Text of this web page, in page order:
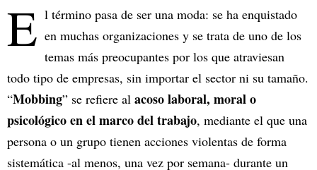
E l término pasa de ser una moda: se ha enquistado
en muchas organizaciones y se trata de uno de los
temas más preocupantes por los que atraviesan
todo tipo de empresas, sin importar el sector ni su tamaño.
“Mobbing” se refiere al acoso laboral, moral o
psicológico en el marco del trabajo, mediante el que una
persona o un grupo tienen acciones violentas de forma
sistemática -al menos, una vez por semana- durante un